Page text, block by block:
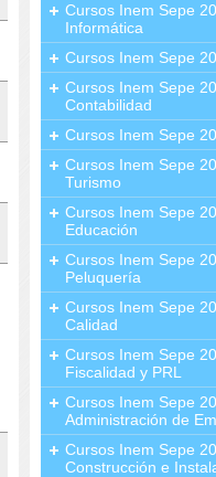
Cursos Inem Sepe
Informática
Cursos Inem Sepe
Cursos Inem Sepe
Contabilidad
Cursos Inem Sepe
Cursos Inem Sepe
Turismo
Cursos Inem Sepe
Educación
Cursos Inem Sepe
Peluquería
Cursos Inem Sepe
Calidad
Cursos Inem Sepe
Fiscalidad y PRL
Cursos Inem Sepe
Administración de
Cursos Inem Sepe
Construcción e